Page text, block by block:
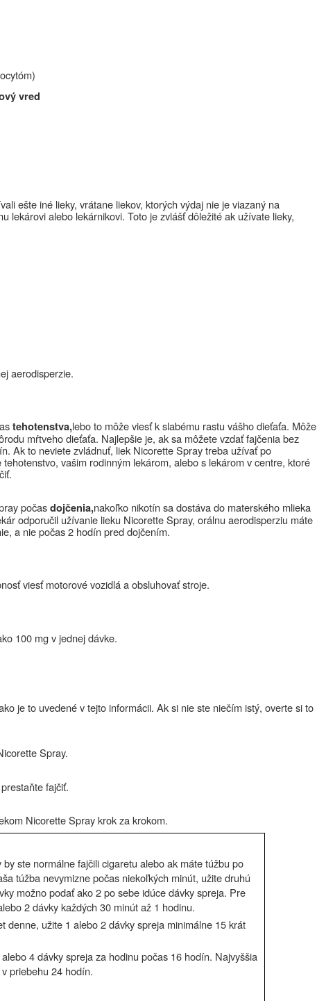
vred
ešte iné lieky, vrátane liekov, ktorých výdaj nie je viazaný na
lekárovi alebo lekárnikovi. Toto je zvlášť dôležité ak užívate lieky,
aerodisperzie.
tehotenstva,lebo to môže viesť k slabému rastu vášho dieťaťa. Môže
mŕtveho dieťaťa. Najlepšie je, ak sa môžete vzdať fajčenia bez
Ak to neviete zvládnuť, liek Nicorette Spray treba užívať po
vašim rodinným lekárom, alebo s lekárom v centre, ktoré
počasdojčenia,nakoľko nikotín sa dostáva do materského mlieka
odporučil užívanie lieku Nicorette Spray, orálnu aerodisperziu máte
a nie počas 2 hodín pred dojčením.
viesť motorové vozidlá a obsluhovať stroje.
100 mg v jednej dávke.
je to uvedené v tejto informácii. Ak si nie ste niečím istý, overte si to
Spray.
fajčiť.
Nicorette Spray krok za krokom.
ste normálne fajčili cigaretu alebo ak máte túžbu po
túžba nevymizne počas niekoľkých minút, užite druhú
možno podať ako 2 po sebe idúce dávky spreja. Pre
2 dávky každých 30 minút až 1 hodinu.
denne, užite 1 alebo 2 dávky spreja minimálne 15 krát
4 dávky spreja za hodinu počas 16 hodín. Najvyššia
priebehu 24 hodín.